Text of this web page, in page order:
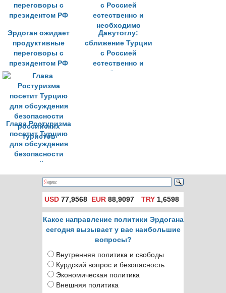
Эрдоган ожидает
продуктивные
переговоры с
президентом РФ
Давутоглу:
сближение Турции
с Россией
естественно и
необходимо
Глава Ростуризма
посетит Турцию
для обсуждения
безопасности
российских
туристов
USD 77,9568 EUR 88,9097 TRY1,6598
Какое направление политики Эрдогана
сегодня вызывает у вас наибольшие
вопросы?
Внутренняя политика и свободы
Курдский вопрос и безопасность
Экономическая политика
Внешняя политика